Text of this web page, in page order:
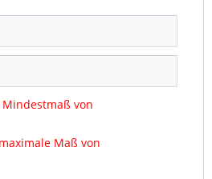
von
Maß von